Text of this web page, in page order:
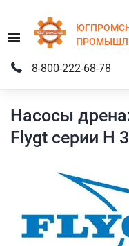
Menu
8-800-222-68-78
Насосы
Flygt серии H